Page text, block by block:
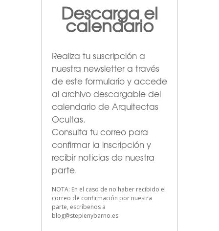
Descarga el
calendario
Realiza tu suscripción a
nuestra newsletter a través
de este formulario y accede
al archivo descargable del
calendario de Arquitectas
Ocultas.
Consulta tu correo para
confirmar la inscripción y
recibir noticias de nuestra
parte.
NOTA: En el caso de no haber recibido el
correo de confirmación por nuestra
parte, escríbenos a
blog@stepienybarno.es